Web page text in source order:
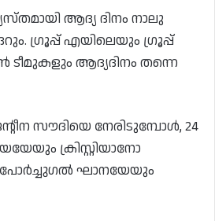
ആദ്യ ദിനം നാലു
ഗ്രൂപ്പ് എയിലെയും ഗ്രൂപ്പ്
ആദ്യദിനം തന്നെ
സൗദിയെ നേരിടുമ്പോൾ, 24
ക്രിസ്റ്റിയാനോ
ഘാനയേയും